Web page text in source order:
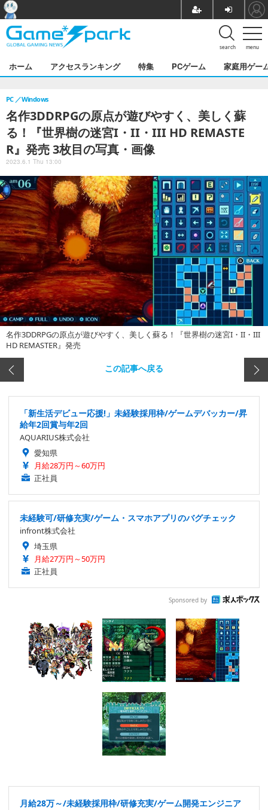
menu
search
ホーム アクセスランキング 特集 PCゲーム 家庭用ゲー
名作3DDRPGの原点が遊びやすく、美しく蘇
る！『世界樹の迷宮I・II・III HD REMASTE
R』発売 3枚目の写真・画像
PC Windows
2023.6.1 Thu 13:00
名作3DDRPGの原点が遊びやすく、美しく蘇る！『世界樹の迷宮I・II・III
HD REMASTER』発売
この記事へ戻る
「新生活デビュー応援!」未経験採用枠/ゲームデバッカー/昇
給年2回賞与年2回
AQUARIUS株式会社
愛知県
月給28万円～60万円
正社員
未経験可/研修充実/ゲーム・スマホアプリのバグチェック
infront株式会社
埼玉県
月給27万円～50万円
正社員
Sponsored by
月給28万～/未経験採用枠/研修充実/ゲーム開発エンジニア